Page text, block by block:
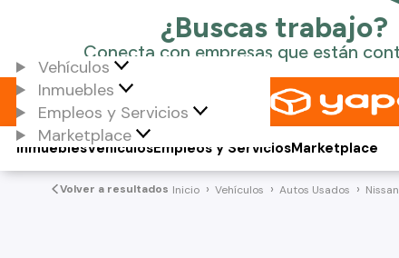
Vehículos
Inmuebles
Empleos y Servicios
Marketplace
Vehículos
Inmuebles Empleos y ServiciosMarketplace
Volver a resultados Inicio Vehículos Autos Usados Nissan